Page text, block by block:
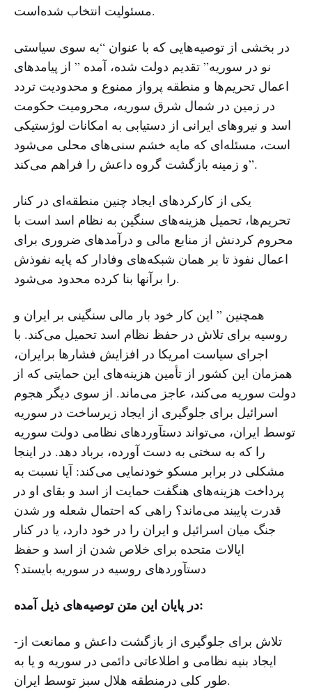
مسئولیت انتخاب شده‌است.
در بخشی از توصیه‌هایی که با عنوان “به سوی سیاستی
نو در سوریه” تقدیم دولت شده، آمده ” از پیامدهای
اعمال تحریم‌ها و منطقه پرواز ممنوع و محدودیت تردد
در زمین در شمال شرق سوریه، محرومیت حکومت
اسد و نیروهای ایرانی از دستیابی به امکانات لوژستیکی
است، مسئله‌ای که مایه خشم سنی‌های محلی می‌شود
و زمینه بازگشت گروه داعش را فراهم می‌کند”.
یکی از کارکردهای ایجاد چنین منطقه‌ای در کنار
تحریم‌ها، تحمیل هزینه‌های سنگین به نظام اسد است با
محروم کردنش از منابع مالی و درآمدهای ضروری برای
اعمال نفوذ تا بر همان شبکه‌های وفادار که پایه نفوذش
را برآنها بنا کرده محدود می‌شود.
همچنین ” این کار خود بار مالی سنگینی بر ایران و
روسیه برای تلاش در حفظ نظام اسد تحمیل می‌کند. با
اجرای سیاست امریکا در افزایش فشارها برایران،
همزمان این کشور از تأمین هزینه‌های این حمایتی که از
دولت سوریه می‌کند، عاجز می‌ماند. از سوی دیگر هجوم
اسرائیل برای جلوگیری از ایجاد زیرساخت در سوریه
توسط ایران، می‌تواند دستآوردهای نظامی دولت سوریه
را که به سختی به دست آورده، برباد دهد. در اینجا
مشکلی در برابر مسکو خودنمایی می‌کند: آیا نسبت به
پرداخت هزینه‌های هنگفت حمایت از اسد و بقای او در
قدرت پایبند می‌ماند؟ راهی که احتمال شعله ور شدن
جنگ میان اسرائیل و ایران را در خود دارد، یا در کنار
ایالات متحده برای خلاص شدن از اسد و حفظ
دستآوردهای روسیه در سوریه بایستد؟
در پایان این متن توصیه‌های ذیل آمده:
-تلاش برای جلوگیری از بازگشت داعش و ممانعت از
ایجاد بنیه نظامی و اطلاعاتی دائمی در سوریه و یا به
طور کلی درمنطقه هلال سبز توسط ایران.